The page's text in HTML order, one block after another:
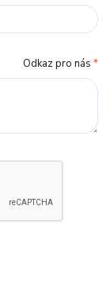
Odkaz pro nás *